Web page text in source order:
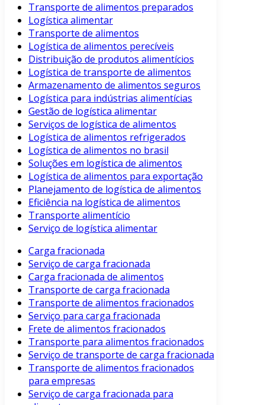
Transporte de alimentos preparados
Logística alimentar
Transporte de alimentos
Logística de alimentos perecíveis
Distribuição de produtos alimentícios
Logística de transporte de alimentos
Armazenamento de alimentos seguros
Logística para indústrias alimentícias
Gestão de logística alimentar
Serviços de logística de alimentos
Logística de alimentos refrigerados
Logística de alimentos no brasil
Soluções em logística de alimentos
Logística de alimentos para exportação
Planejamento de logística de alimentos
Eficiência na logística de alimentos
Transporte alimentício
Serviço de logística alimentar
Carga fracionada
Serviço de carga fracionada
Carga fracionada de alimentos
Transporte de carga fracionada
Transporte de alimentos fracionados
Serviço para carga fracionada
Frete de alimentos fracionados
Transporte para alimentos fracionados
Serviço de transporte de carga fracionada
Transporte de alimentos fracionados
para empresas
Serviço de carga fracionada para